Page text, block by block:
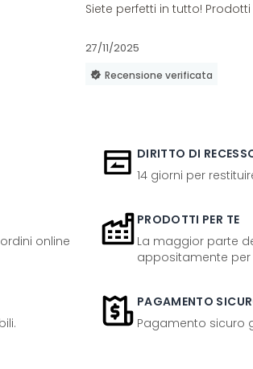
Siete perfetti in tutto!
27/11/2025
Recensione verificata
DIRITTO DI
14 giorni per
online
PRODOTTI PER TE
La maggior parte
appositamente per
PAGAMENTO
Pagamento sicuro